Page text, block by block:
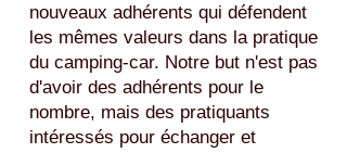
nouveaux adhérents qui défendent
les mêmes valeurs dans la pratique
du camping-car. Notre but n'est pas
d'avoir des adhérents pour le
nombre, mais des pratiquants
intéressés pour échanger et